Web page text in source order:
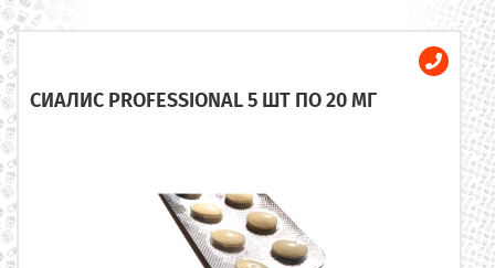
СИАЛИС PROFESSIONAL 5 ШТ ПО 20 МГ